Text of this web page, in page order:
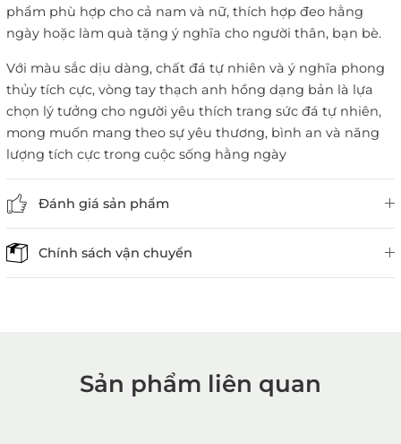
phẩm phù hợp cho cả nam và nữ, thích hợp đeo hằng
ngày hoặc làm quà tặng ý nghĩa cho người thân, bạn bè.
Với màu sắc dịu dàng, chất đá tự nhiên và ý nghĩa phong
thủy tích cực, vòng tay thạch anh hồng dạng bản là lựa
chọn lý tưởng cho người yêu thích trang sức đá tự nhiên,
mong muốn mang theo sự yêu thương, bình an và năng
lượng tích cực trong cuộc sống hằng ngày
Đánh giá sản phẩm
Chính sách vận chuyển
1. Mua hàng trực tiếp tại VietGemstones
Sản phẩm liên quan